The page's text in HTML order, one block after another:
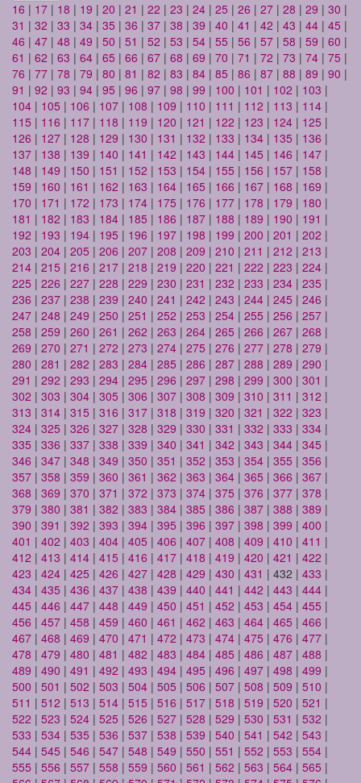
16 | 17 | 18 | 19 | 20 | 21 | 22 | 23 | 24 | 25 | 26 | 27 | 28 | 29 | 30 |
31 | 32 | 33 | 34 | 35 | 36 | 37 | 38 | 39 | 40 | 41 | 42 | 43 | 44 | 45 |
46 | 47 | 48 | 49 | 50 | 51 | 52 | 53 | 54 | 55 | 56 | 57 | 58 | 59 | 60 |
61 | 62 | 63 | 64 | 65 | 66 | 67 | 68 | 69 | 70 | 71 | 72 | 73 | 74 | 75 |
76 | 77 | 78 | 79 | 80 | 81 | 82 | 83 | 84 | 85 | 86 | 87 | 88 | 89 | 90 |
91 | 92 | 93 | 94 | 95 | 96 | 97 | 98 | 99 | 100 | 101 | 102 | 103 |
104 | 105 | 106 | 107 | 108 | 109 | 110 | 111 | 112 | 113 | 114 |
115 | 116 | 117 | 118 | 119 | 120 | 121 | 122 | 123 | 124 | 125 |
126 | 127 | 128 | 129 | 130 | 131 | 132 | 133 | 134 | 135 | 136 |
137 | 138 | 139 | 140 | 141 | 142 | 143 | 144 | 145 | 146 | 147 |
148 | 149 | 150 | 151 | 152 | 153 | 154 | 155 | 156 | 157 | 158 |
159 | 160 | 161 | 162 | 163 | 164 | 165 | 166 | 167 | 168 | 169 |
170 | 171 | 172 | 173 | 174 | 175 | 176 | 177 | 178 | 179 | 180 |
181 | 182 | 183 | 184 | 185 | 186 | 187 | 188 | 189 | 190 | 191 |
192 | 193 | 194 | 195 | 196 | 197 | 198 | 199 | 200 | 201 | 202 |
203 | 204 | 205 | 206 | 207 | 208 | 209 | 210 | 211 | 212 | 213 |
214 | 215 | 216 | 217 | 218 | 219 | 220 | 221 | 222 | 223 | 224 |
225 | 226 | 227 | 228 | 229 | 230 | 231 | 232 | 233 | 234 | 235 |
236 | 237 | 238 | 239 | 240 | 241 | 242 | 243 | 244 | 245 | 246 |
247 | 248 | 249 | 250 | 251 | 252 | 253 | 254 | 255 | 256 | 257 |
258 | 259 | 260 | 261 | 262 | 263 | 264 | 265 | 266 | 267 | 268 |
269 | 270 | 271 | 272 | 273 | 274 | 275 | 276 | 277 | 278 | 279 |
280 | 281 | 282 | 283 | 284 | 285 | 286 | 287 | 288 | 289 | 290 |
291 | 292 | 293 | 294 | 295 | 296 | 297 | 298 | 299 | 300 | 301 |
302 | 303 | 304 | 305 | 306 | 307 | 308 | 309 | 310 | 311 | 312 |
313 | 314 | 315 | 316 | 317 | 318 | 319 | 320 | 321 | 322 | 323 |
324 | 325 | 326 | 327 | 328 | 329 | 330 | 331 | 332 | 333 | 334 |
335 | 336 | 337 | 338 | 339 | 340 | 341 | 342 | 343 | 344 | 345 |
346 | 347 | 348 | 349 | 350 | 351 | 352 | 353 | 354 | 355 | 356 |
357 | 358 | 359 | 360 | 361 | 362 | 363 | 364 | 365 | 366 | 367 |
368 | 369 | 370 | 371 | 372 | 373 | 374 | 375 | 376 | 377 | 378 |
379 | 380 | 381 | 382 | 383 | 384 | 385 | 386 | 387 | 388 | 389 |
390 | 391 | 392 | 393 | 394 | 395 | 396 | 397 | 398 | 399 | 400 |
401 | 402 | 403 | 404 | 405 | 406 | 407 | 408 | 409 | 410 | 411 |
412 | 413 | 414 | 415 | 416 | 417 | 418 | 419 | 420 | 421 | 422 |
423 | 424 | 425 | 426 | 427 | 428 | 429 | 430 | 431 | 432 | 433 |
434 | 435 | 436 | 437 | 438 | 439 | 440 | 441 | 442 | 443 | 444 |
445 | 446 | 447 | 448 | 449 | 450 | 451 | 452 | 453 | 454 | 455 |
456 | 457 | 458 | 459 | 460 | 461 | 462 | 463 | 464 | 465 | 466 |
467 | 468 | 469 | 470 | 471 | 472 | 473 | 474 | 475 | 476 | 477 |
478 | 479 | 480 | 481 | 482 | 483 | 484 | 485 | 486 | 487 | 488 |
489 | 490 | 491 | 492 | 493 | 494 | 495 | 496 | 497 | 498 | 499 |
500 | 501 | 502 | 503 | 504 | 505 | 506 | 507 | 508 | 509 | 510 |
511 | 512 | 513 | 514 | 515 | 516 | 517 | 518 | 519 | 520 | 521 |
522 | 523 | 524 | 525 | 526 | 527 | 528 | 529 | 530 | 531 | 532 |
533 | 534 | 535 | 536 | 537 | 538 | 539 | 540 | 541 | 542 | 543 |
544 | 545 | 546 | 547 | 548 | 549 | 550 | 551 | 552 | 553 | 554 |
555 | 556 | 557 | 558 | 559 | 560 | 561 | 562 | 563 | 564 | 565 |